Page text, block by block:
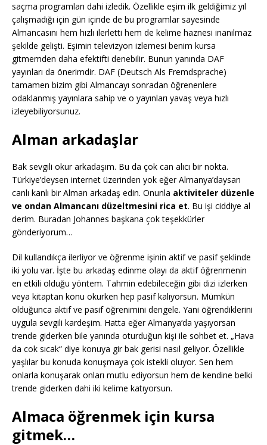
saçma programları dahi izledik. Özellikle eşim ilk geldiğimiz yıl
çalışmadığı için gün içinde de bu programlar sayesinde
Almancasını hem hızlı ilerletti hem de kelime haznesi inanılmaz
şekilde gelişti. Eşimin televizyon izlemesi benim kursa
gitmemden daha efektifti denebilir. Bunun yanında DAF
yayınları da önerimdir. DAF (Deutsch Als Fremdsprache)
tamamen bizim gibi Almancayı sonradan öğrenenlere
odaklanmış yayınlara sahip ve o yayınları yavaş veya hızlı
izleyebiliyorsunuz.
Alman arkadaşlar
Bak sevgili okur arkadaşım. Bu da çok can alıcı bir nokta.
Türkiye’deysen internet üzerinden yok eğer Almanya’daysan
canlı kanlı bir Alman arkadaş edin. Onunla aktiviteler düzenle
ve ondan Almancanı düzeltmesini rica et. Bu işi ciddiye al
derim. Buradan Johannes başkana çok teşekkürler
gönderiyorum…
Dil kullandıkça ilerliyor ve öğrenme işinin aktif ve pasif şeklinde
iki yolu var. İşte bu arkadaş edinme olayı da aktif öğrenmenin
en etkili olduğu yöntem. Tahmin edebileceğin gibi dizi izlerken
veya kitaptan konu okurken hep pasif kalıyorsun. Mümkün
olduğunca aktif ve pasif öğrenimini dengele. Yani öğrendiklerini
uygula sevgili kardeşim. Hatta eğer Almanya‘da yaşıyorsan
trende giderken bile yanında oturduğun kişi ile sohbet et. „Hava
da cok sıcak“ diye konuya gir bak gerisi nasıl geliyor. Özellikle
yaşlılar bu konuda konuşmaya çok istekli oluyor. Sen hem
onlarla konuşarak onları mutlu ediyorsun hem de kendine belki
trende giderken dahi iki kelime katıyorsun.
Almaca öğrenmek için kursa
gitmek…